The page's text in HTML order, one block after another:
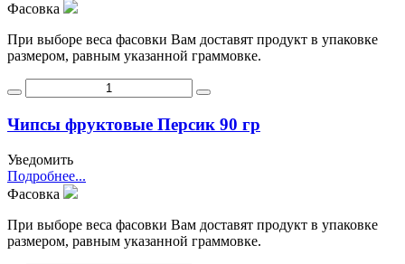
Фасовка
При выборе веса фасовки Вам доставят продукт в упаковке
размером, равным указанной граммовке.
Чипсы фруктовые Персик 90 гр
Уведомить
Подробнее...
Фасовка
При выборе веса фасовки Вам доставят продукт в упаковке
размером, равным указанной граммовке.